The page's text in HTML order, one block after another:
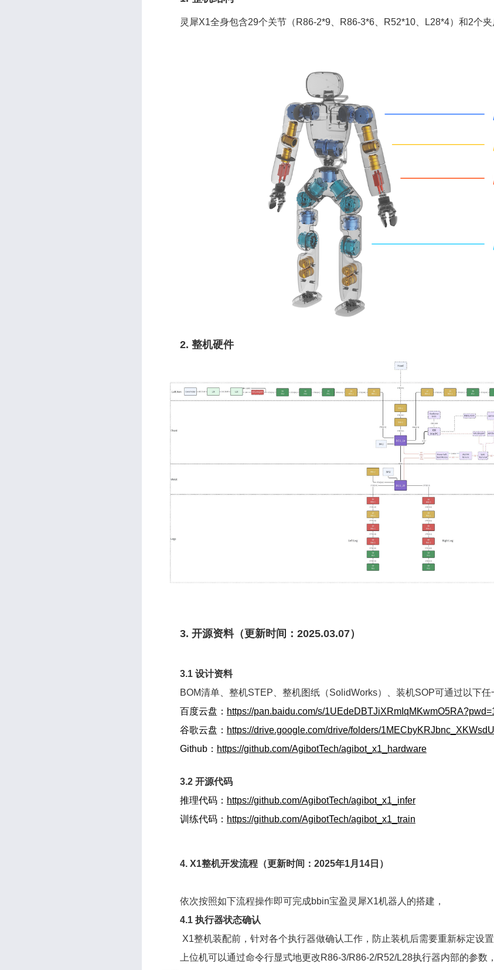
灵犀X1全身包含29个关节（R86-2*9、R86-3*6、R52*10、L28*4）和2个夹
2. 整机硬件
3. 开源资料（更新时间：2025.03.07）
3.1 设计资料
BOM清单、整机STEP、整机图纸（SolidWorks）、装机SOP可通过以下任
百度云盘： https://pan.baidu.com/s/
谷歌云盘： https://drive.google.com/drive/folders/
Github： https://github.com/AgibotTech/agibot_x1_hardware
3.2 开源代码
推理代码： https://github.com/AgibotTech/agibot_x1_infer
训练代码： https://github.com/AgibotTech/agibot_x1_train
4. X1整机开发流程（更新时间：2025年1月14日）
依次按照如下流程操作即可完成bbin宝盈灵犀X1机器人的搭建，
4.1 执行器状态确认
X1整机装配前，针对各个执行器做确认工作，防止装机后需要重新标定设
上位机可以通过命令行显式地更改R86-3/R86-2/R52/L28执行器内部的参数